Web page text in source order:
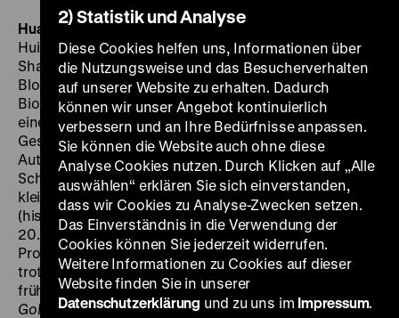
Huang jin shi dai The Golden EraCN/HK 2014, R: Ann
Hui, B: Li Qiang, K: Wang Yu, D: Tang Wei, Feng
Shaofeng, 178’ ·DCP, OmeU DO 12.11. um 20 UhrOb als
Blockbuster oder wie hier im Format des gediegenen
Biopic: das chinesische Kino der Gegenwart richtet
einen fragenden bis kritischen Blick auf die
Geschichte. Die renommierte Hongkong-
Autorenfilmerin Ann Hui hat sich das Leben der
Schriftstellerin Xiao Hong vorgenommen, als eine
kleine (intime) Bewegung, die parallel zu den großen
(historischen) Bewegungen in der ersten Hälfte des
20. Jahrhunderts verläuft. Dem kommunistischen
Projekt, das um sie herum Gestalt annimmt, bleibt Xiao
trotz persönlicher Berührungspunkte bis zu ihrem
frühen Tod fremd: „Ich will nur in Ruhe schreiben.”
Golden Erabeschwört den Geist einer literarischen
2) Statistik und Analyse
Diese Cookies helfen uns, Informationen über
die Nutzungsweise und das Besucherverhalten
auf unserer Website zu erhalten. Dadurch
können wir unser Angebot kontinuierlich
verbessern und an Ihre Bedürfnisse anpassen.
Sie können die Website auch ohne diese
Analyse Cookies nutzen. Durch Klicken auf „Alle
auswählen“ erklären Sie sich einverstanden,
dass wir Cookies zu Analyse-Zwecken setzen.
Das Einverständnis in die Verwendung der
Cookies können Sie jederzeit widerrufen.
Weitere Informationen zu Cookies auf dieser
Website finden Sie in unserer
Datenschutzerklärung und zu uns im Impressum.